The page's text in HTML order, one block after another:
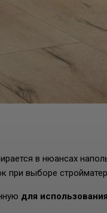
в нюансах
при выборе
для